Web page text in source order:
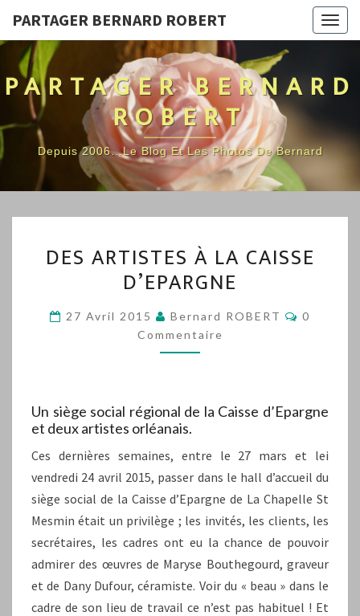
PARTAGER BERNARD ROBERT
PARTAGER BERNARD
ROBERT
Depuis 2006…Le Blog Et Les Photos De Bernard
ARTISTES
À
D’EPARGNE
DES ARTISTES À LA CAISSE
D’EPARGNE
27 Avril 2015 Bernard ROBERT
0
Commentaire
Un siège social régional de la Caisse d’Epargne
et deux artistes orléanais.
Ces dernières semaines, entre le 27 mars et lei
vendredi 24 avril 2015, passer dans le hall d’accueil du
siège social de la Caisse d’Epargne de La Chapelle St
Mesmin était un privilège ; les invités, les clients, les
secrétaires, les cadres ont eu la chance de pouvoir
admirer des œuvres de Maryse Bouthegourd, graveur
et de Dany Dufour, céramiste. Voir du « beau » dans le
cadre de son lieu de travail ce n’est pas habituel ! Et